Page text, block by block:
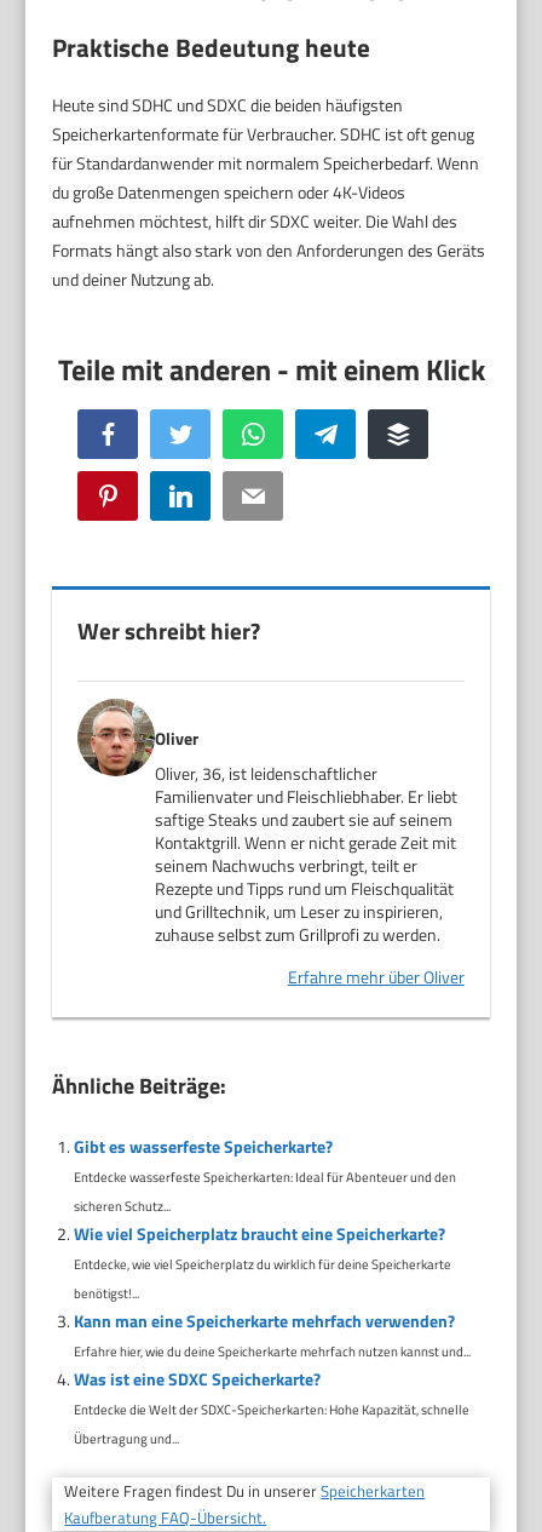
Praktische Bedeutung heute
Heute sind SDHC und SDXC die beiden häufigsten
Speicherkartenformate für Verbraucher. SDHC ist oft genug
für Standardanwender mit normalem Speicherbedarf. Wenn
du große Datenmengen speichern oder 4K-Videos
aufnehmen möchtest, hilft dir SDXC weiter. Die Wahl des
Formats hängt also stark von den Anforderungen des Geräts
und deiner Nutzung ab.
Facebook Twitter WhatsApp Telegram Buffer
Pinterest LinkedIn Email
Wer schreibt hier?
Oliver
Oliver, 36, ist leidenschaftlicher
Familienvater und Fleischliebhaber. Er liebt
saftige Steaks und zaubert sie auf seinem
Kontaktgrill. Wenn er nicht gerade Zeit mit
seinem Nachwuchs verbringt, teilt er
Rezepte und Tipps rund um Fleischqualität
und Grilltechnik, um Leser zu inspirieren,
zuhause selbst zum Grillprofi zu werden.
Erfahre mehr über Oliver
Ähnliche Beiträge:
Gibt es wasserfeste Speicherkarte?
Entdecke wasserfeste Speicherkarten: Ideal für Abenteuer und den
sicheren Schutz...
Wie viel Speicherplatz braucht eine Speicherkarte?
Entdecke, wie viel Speicherplatz du wirklich für deine Speicherkarte
benötigst!...
Kann man eine Speicherkarte mehrfach verwenden?
Erfahre hier, wie du deine Speicherkarte mehrfach nutzen kannst und...
Was ist eine SDXC Speicherkarte?
Entdecke die Welt der SDXC-Speicherkarten: Hohe Kapazität, schnelle
Übertragung und...
Weitere Fragen findest Du in unsererSpeicherkarten
Kaufberatung FAQ-Übersicht.